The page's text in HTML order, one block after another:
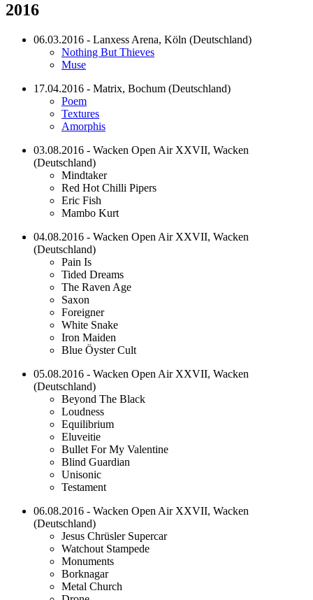
2016
06.03.2016 - Lanxess Arena, Köln (Deutschland)
Nothing But Thieves
Muse
17.04.2016 - Matrix, Bochum (Deutschland)
Poem
Textures
Amorphis
03.08.2016 - Wacken Open Air XXVII, Wacken
(Deutschland)
Mindtaker
Red Hot Chilli Pipers
Eric Fish
Mambo Kurt
04.08.2016 - Wacken Open Air XXVII, Wacken
(Deutschland)
Pain Is
Tided Dreams
The Raven Age
Saxon
Foreigner
White Snake
Iron Maiden
Blue Öyster Cult
05.08.2016 - Wacken Open Air XXVII, Wacken
(Deutschland)
Beyond The Black
Loudness
Equilibrium
Eluveitie
Bullet For My Valentine
Blind Guardian
Unisonic
Testament
06.08.2016 - Wacken Open Air XXVII, Wacken
(Deutschland)
Jesus Chrüsler Supercar
Watchout Stampede
Monuments
Borknagar
Metal Church